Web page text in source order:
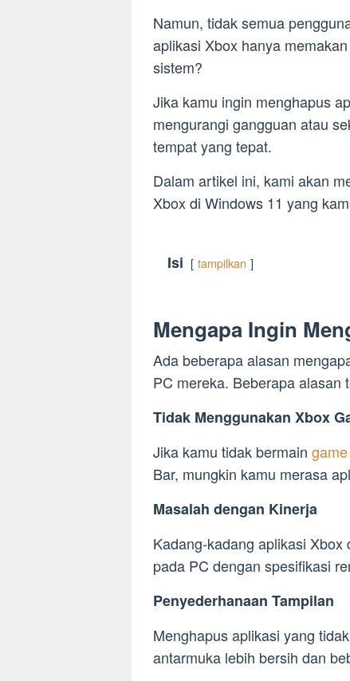
Namun, tidak semua
aplikasi Xbox hanya
sistem?
Jika kamu ingin menghapus
mengurangi gangguan atau
tempat yang tepat.
Dalam artikel ini, kami akan
Xbox di Windows 11 yang
Isi tampilkan
Mengapa Ingin
Ada beberapa alasan
PC mereka. Beberapa alasan
Tidak Menggunakan Xbox
Jika kamu tidak bermain game
Bar, mungkin kamu merasa
Masalah dengan Kinerja
Kadang-kadang aplikasi
pada PC dengan spesifikasi
Penyederhanaan Tampilan
Menghapus aplikasi yang
antarmuka lebih bersih dan